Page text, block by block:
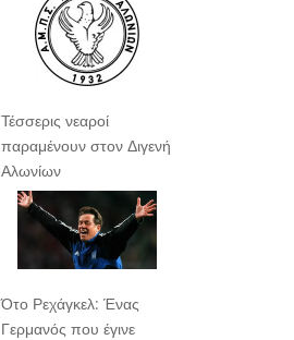
Τέσσερις νεαροί
παραμένουν στον Διγενή
Αλωνίων
Ότο Ρεχάγκελ: Ένας
Γερμανός που έγινε